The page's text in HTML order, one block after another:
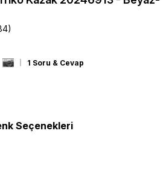
1 Soru & Cevap
Seçenekleri